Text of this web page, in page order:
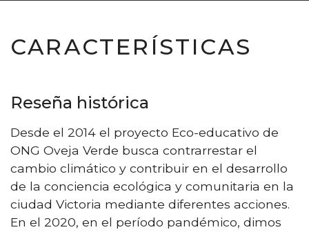
CARACTERÍSTICAS
Reseña histórica
Desde el 2014 el proyecto Eco-educativo de
ONG Oveja Verde busca contrarrestar el
cambio climático y contribuir en el desarrollo
de la conciencia ecológica y comunitaria en la
ciudad Victoria mediante diferentes acciones.
En el 2020, en el período pandémico, dimos